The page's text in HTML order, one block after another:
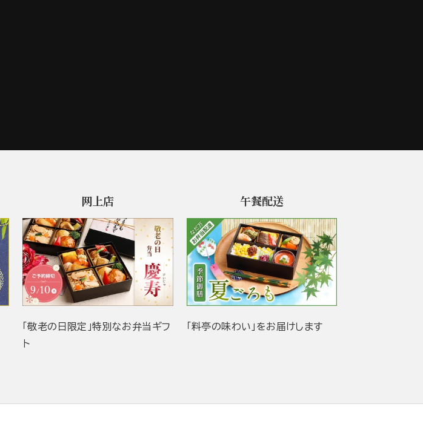
网上店
「敬老の日限定」特別なお弁当ギフ
ト
午餐配送
「料亭の味わい」をお届けします